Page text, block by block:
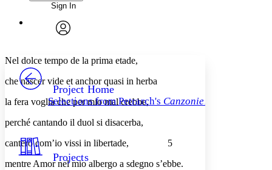
Annotations
Others
Your highlights
Resources
Font
Font style
Decrease font size Increase font size
Decrease font size Increase font size
Color Scheme
Enter search criteria
Search within:
PROJECT
Sign In
Project Home
Selections from Petrarch's Canzoniere
Projects
Nel dolce tempo de la prima etade,
che nascer vide et anchor quasi in herba
la fera voglia che per mio mal crebbe,
perché cantando il duol si disacerba,
canterò com’io vissi in libertade, 5
mentre Amor nel mio albergo a sdegno s’ebbe.